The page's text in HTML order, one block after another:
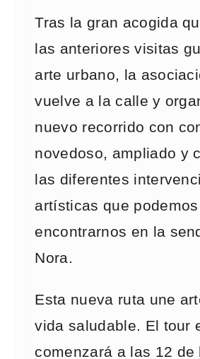
Tras la gran acogida
las anteriores visitas
arte urbano, la
vuelve a la calle y
nuevo recorrido con
novedoso, ampliado y
las diferentes
artísticas que podemos
encontrarnos en la
Nora.
Esta nueva ruta une
vida saludable. El tour
comenzará a las 12 de